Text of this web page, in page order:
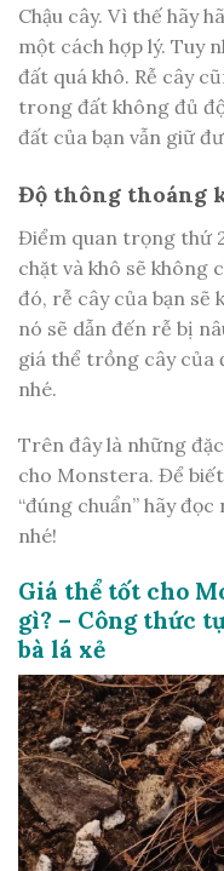
Chậu cây. Vì thế hãy
một cách hợp lý. Tuy
đất quá khô. Rễ cây
trong đất không đủ
đất của bạn vẫn giữ
Độ thông thoáng
Điểm quan trọng thứ
chặt và khô sẽ không
đó, rễ cây của bạn sẽ
nó sẽ dẫn đến rễ bị
giá thể trồng cây của
nhé.
Trên đây là những
cho Monstera. Để
“đúng chuẩn” hãy
nhé!
Giá thể tốt cho
gì? – Công thức
bà lá xẻ